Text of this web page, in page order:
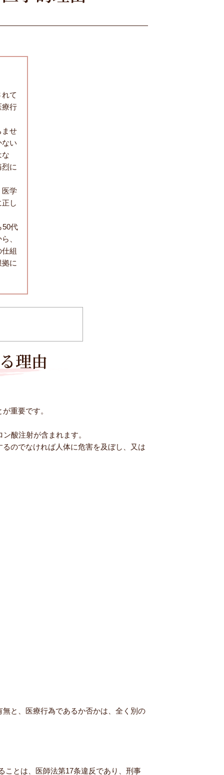
て
療行
ませ
い
に
医学
し
50代
、
組
に
理由
重要です。
酸注射が含まれます。
のでなければ人体に危害を及ぼし、又は
と、医療行為であるか否かは、全く別の
ことは、医師法第17条違反であり、刑事